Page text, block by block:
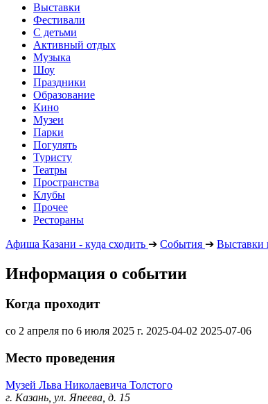
Выставки
Фестивали
С детьми
Активный отдых
Музыка
Шоу
Праздники
Образование
Кино
Музеи
Парки
Погулять
Туристу
Театры
Пространства
Клубы
Прочее
Рестораны
Афиша Казани - куда сходить ➔ События ➔ Выставки
Информация о событии
Когда проходит
со 2 апреля по 6 июля 2025 г. 2025-04-02 2025-07-06
Место проведения
Музей Льва Николаевича Толстого
г. Казань, ул. Япеева, д. 15